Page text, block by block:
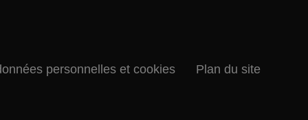
personnelles et cookies Plan du site